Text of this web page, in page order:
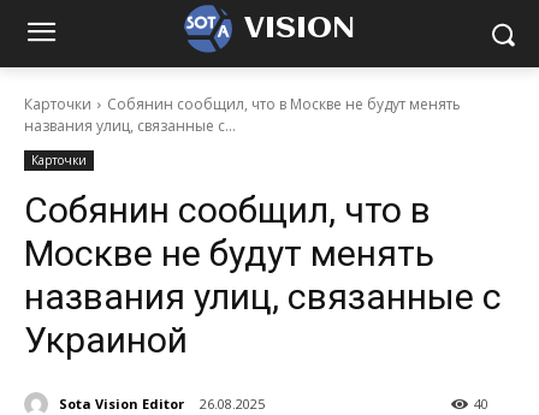
VISION
Карточки
Собянин сообщил, что в Москве не будут менять
названия улиц, связанные с...
Карточки
Собянин сообщил, что в
Москве не будут менять
названия улиц, связанные с
Украиной
Sota Vision Editor 26.08.2025 40